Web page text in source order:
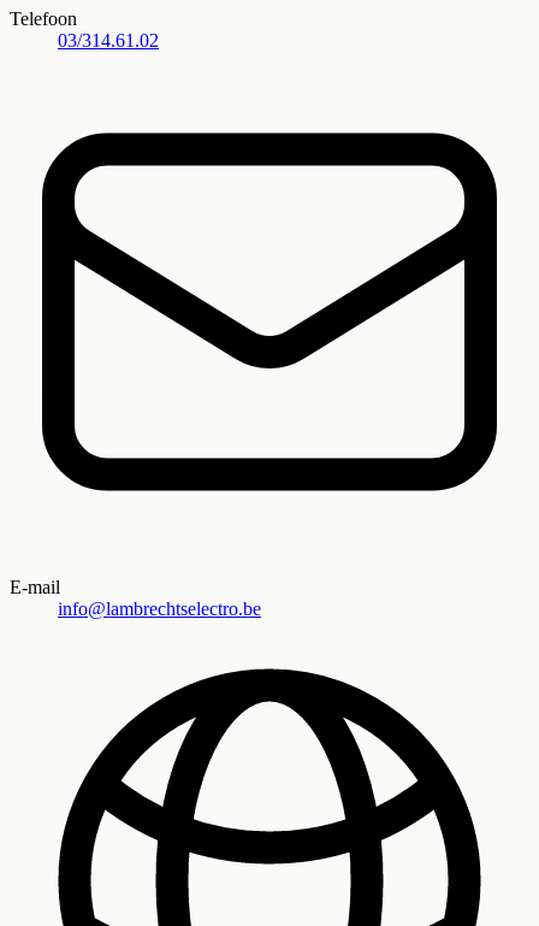
Telefoon
03/314.61.02
E-mail
info@lambrechtselectro.be